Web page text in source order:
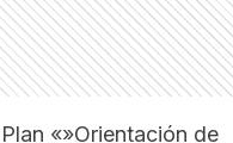
«»Orientación de